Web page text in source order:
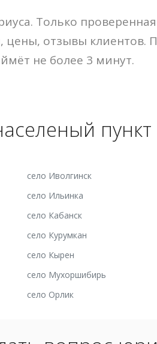
Только проверенная
цены, отзывы клиентов.
не более 3 минут.
пункт
село Иволгинск
село Ильинка
село Кабанск
село Курумкан
село Кырен
село Мухоршибирь
село Орлик